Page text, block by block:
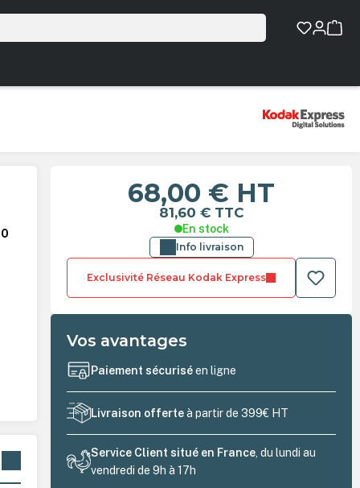
68,00 € HT
81,60 € TTC
En stock
Info livraison
Exclusivité Réseau Kodak Express
Vos avantages
Paiement sécuriséen ligne
Livraison offerteà partir de 399€ HT
Service Client situé en France , du lundi au
vendredi de 9h à 17h